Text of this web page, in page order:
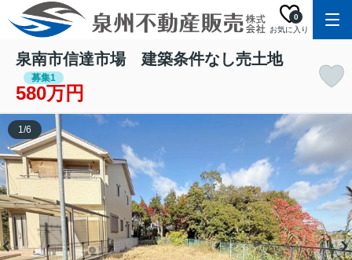
お気に入り
0
泉南市信達市場 建築条件なし売土地
募集1
580万円
1/6